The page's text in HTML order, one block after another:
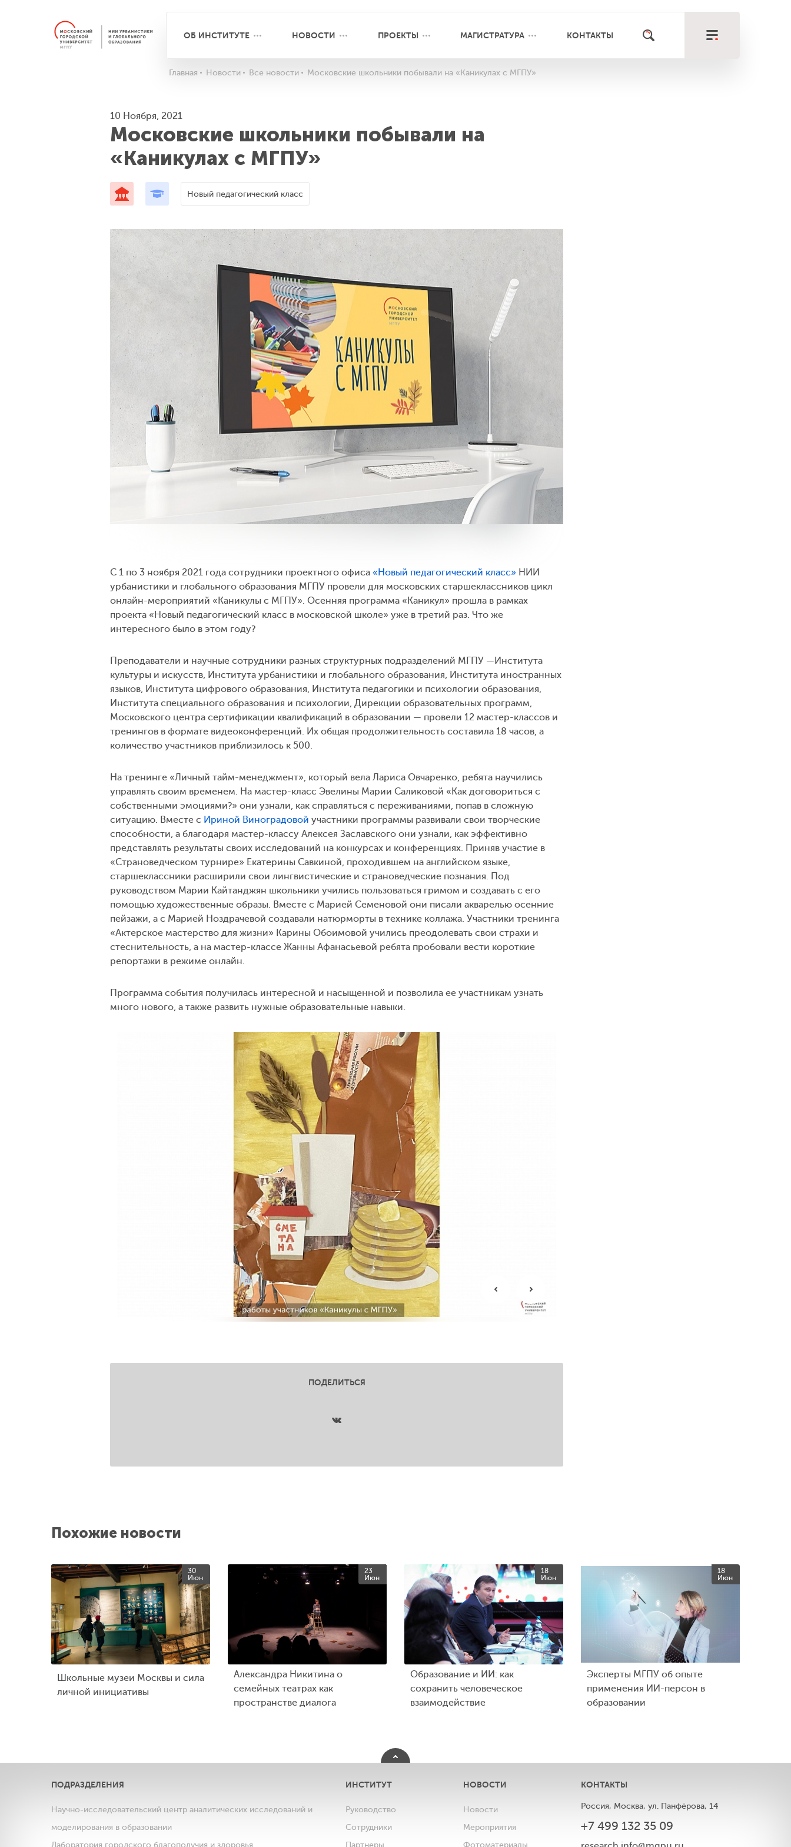
ОБ ИНСТИТУТЕ НОВОСТИ ПРОЕКТЫ МАГИСТРАТУРА КОНТАКТЫ
Главная Новости Все новости Московские школьники побывали на «Каникулах с МГПУ»
10 Ноября, 2021
Московские школьники побывали на
«Каникулах с МГПУ»
Новый педагогический класс
С 1 по 3 ноября 2021 года сотрудники проектного офиса «Новый педагогический класс» НИИ
урбанистики и глобального образования МГПУ провели для московских старшеклассников цикл
онлайн-мероприятий «Каникулы с МГПУ». Осенняя программа «Каникул» прошла в рамках
проекта «Новый педагогический класс в московской школе» уже в третий раз. Что же
интересного было в этом году?
Преподаватели и научные сотрудники ­разных структурных подразделений МГПУ —Института
культуры и искусств, Института урбанистики и глобального образования, Института иностранных
языков, Института цифрового образования, Института педагогики и психологии образования,
Института специального образования и психологии, Дирекции образовательных программ,
Московского центра сертификации квалификаций в образовании — провели 12 мастер-классов и
тренингов в формате видеоконференций. Их общая продолжительность составила 18 часов, а
количество участников приблизилось к 500.
На тренинге «Личный тайм-менеджмент», который вела Лариса Овчаренко, ребята научились
управлять своим временем. На мастер-класс Эвелины Марии Саликовой «Как договориться с
собственными эмоциями?» они узнали, как справляться с переживаниями, попав в сложную
ситуацию. Вместе с Ириной Виноградовой участники программы развивали свои творческие
способности, а благодаря мастер-классу Алексея Заславского они узнали, как эффективно
представлять результаты своих исследований на конкурсах и конференциях. Приняв участие в
«Страноведческом турнире» Екатерины Савкиной, проходившем на английском языке,
старшеклассники расширили свои лингвистические и страноведческие познания. Под
руководством Марии Кайтанджян школьники учились пользоваться гримом и создавать с его
помощью художественные образы. Вместе с Марией Семеновой они писали акварелью осенние
пейзажи, а с Марией Ноздрачевой создавали натюрморты в технике коллажа. Участники тренинга
«Актерское мастерство для жизни» Карины Обоимовой учились преодолевать свои страхи и
стеснительность, а на мастер-классе Жанны Афанасьевой ребята пробовали вести короткие
репортажи в режиме онлайн.
Программа события получилась интересной и насыщенной и позволила ее участникам узнать
много нового, а также развить нужные образовательные навыки.
ПОДЕЛИТЬСЯ
Похожие новости
30
Июн
Школьные музеи Москвы и сила
личной инициативы
23
Июн
Александра Никитина о
семейных театрах как
пространстве диалога
18
Июн
Образование и ИИ: как
сохранить человеческое
взаимодействие
18
Июн
Эксперты МГПУ об опыте
применения ИИ-персон в
образовании
ПОДРАЗДЕЛЕНИЯ
Научно-исследовательский центр аналитических исследований и
моделирования в образовании
Лаборатория городского благополучия и здоровья
ИНСТИТУТ
Руководство
Сотрудники
Партнеры
НОВОСТИ
Новости
Мероприятия
Фотоматериалы
КОНТАКТЫ
Россия, Москва, ул. Панфёрова, 14
+7 499 132 35 09